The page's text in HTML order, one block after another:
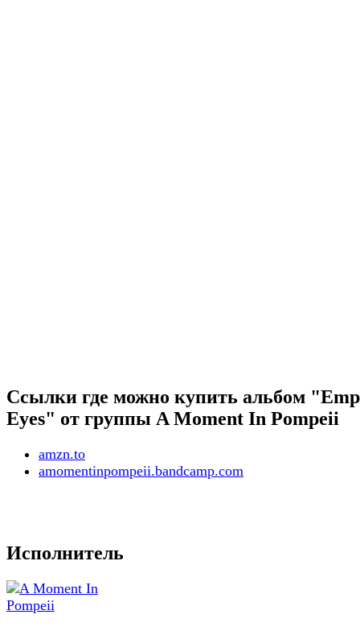
Ссылки где можно купить альбом
Eyes" от группы A Moment In Pompeii
amzn.to
amomentinpompeii.bandcamp.com
Исполнитель